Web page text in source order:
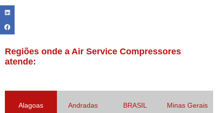
Regiões onde a Air Service Compressores
atende:
Alagoas Andradas BRASIL Minas Gerais